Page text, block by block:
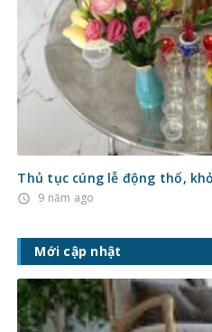
Thủ tục cúng lễ động thổ,
access_time 9 năm ago
Mới cập nhật